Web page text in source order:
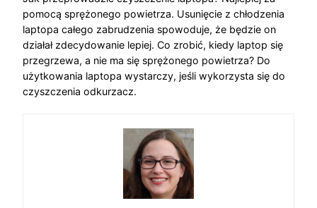
pomocą sprężonego powietrza. Usunięcie z chłodzenia
laptopa całego zabrudzenia spowoduje, że będzie on
działał zdecydowanie lepiej. Co zrobić, kiedy laptop się
przegrzewa, a nie ma się sprężonego powietrza? Do
użytkowania laptopa wystarczy, jeśli wykorzysta się do
czyszczenia odkurzacz.